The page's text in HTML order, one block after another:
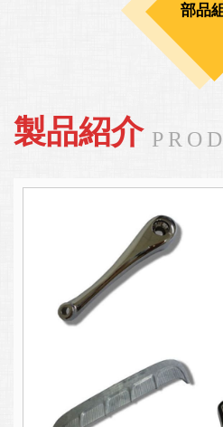
部品
製品紹介